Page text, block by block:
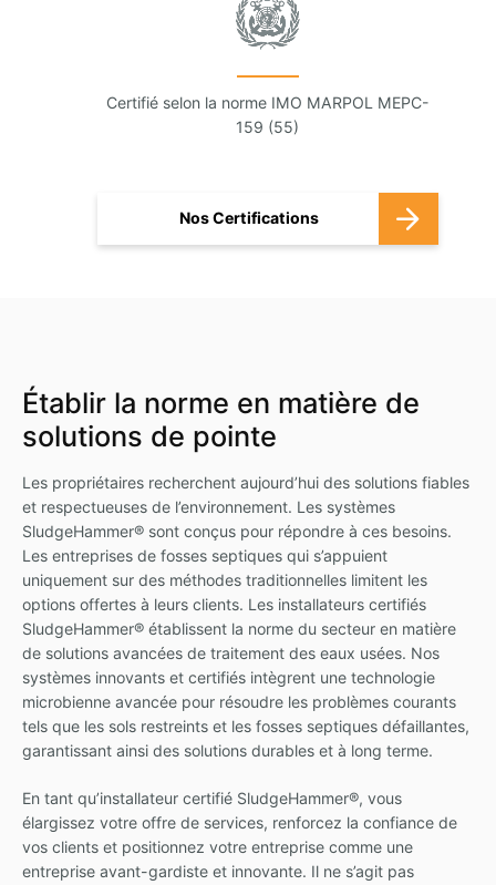
Certifié selon la norme IMO MARPOL MEPC-
159 (55)
Nos Certifications
Établir la norme en matière de
solutions de pointe
Les propriétaires recherchent aujourd’hui des solutions fiables
et respectueuses de l’environnement. Les systèmes
SludgeHammer® sont conçus pour répondre à ces besoins.
Les entreprises de fosses septiques qui s’appuient
uniquement sur des méthodes traditionnelles limitent les
options offertes à leurs clients. Les installateurs certifiés
SludgeHammer® établissent la norme du secteur en matière
de solutions avancées de traitement des eaux usées. Nos
systèmes innovants et certifiés intègrent une technologie
microbienne avancée pour résoudre les problèmes courants
tels que les sols restreints et les fosses septiques défaillantes,
garantissant ainsi des solutions durables et à long terme.
En tant qu’installateur certifié SludgeHammer®, vous
élargissez votre offre de services, renforcez la confiance de
vos clients et positionnez votre entreprise comme une
entreprise avant-gardiste et innovante. Il ne s’agit pas